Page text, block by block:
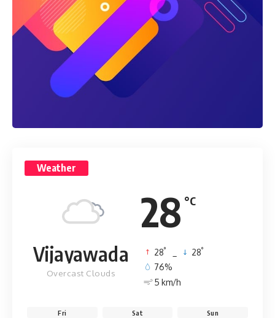
Weather
28 °C
Vijayawada
Overcast Clouds
28° 28°
76%
5 km/h
Fri Sat Sun